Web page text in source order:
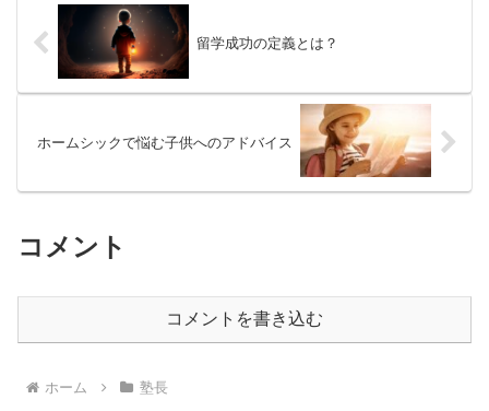
留学成功の定義とは？
ホームシックで悩む子供へのアドバイス
コメント
コメントを書き込む
ホーム 塾長